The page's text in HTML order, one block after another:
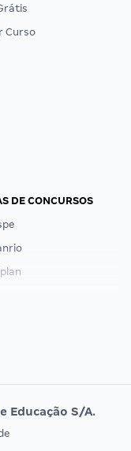
Curso
DE CONCURSOS
DE ORDEM
Educação S/A.